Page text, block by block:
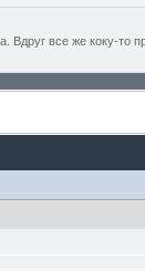
все же коку-то